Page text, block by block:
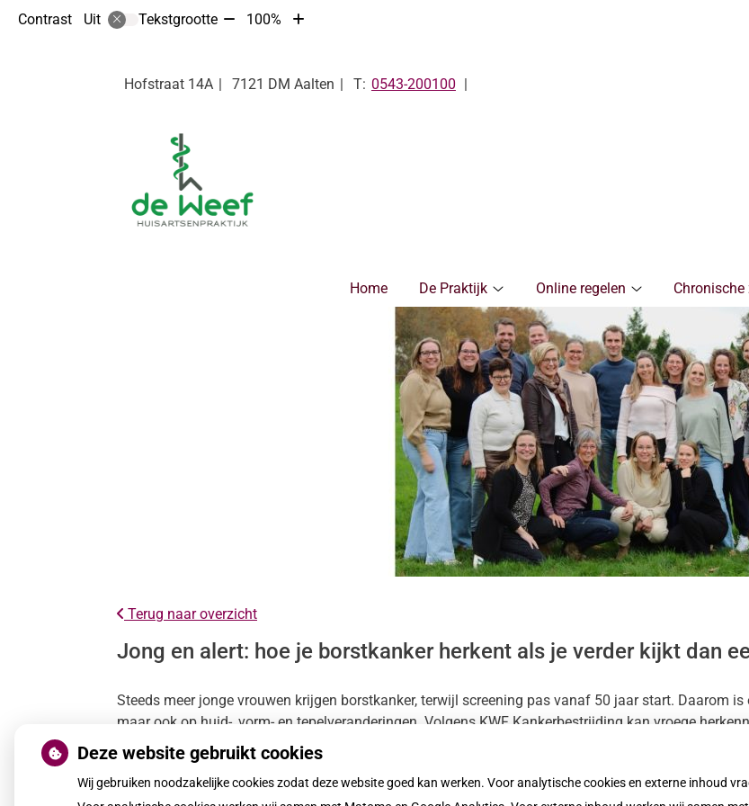
Contrast Uit Tekstgrootte Tekst
10%
100%
Tekst
10%
Hofstraat 14A 7121 DM Aalten Tel:
0543-200100
Home
De Praktijk
De
Praktijk
submenu
Online regelen
Online
regelen
submenu
Chronische
Terug naar overzicht
Jong en alert: hoe je borstkanker herkent als je verder kijkt dan
Steeds meer jonge vrouwen krijgen borstkanker, terwijl screening pas vanaf 50 jaar start. Daarom
maar ook op huid-, vorm- en tepelveranderingen. Volgens KWF Kankerbestrijding kan vroege
huisarts.
Lees het hele artikel op: Gez
Deze website gebruikt cookies
Wij gebruiken noodzakelijke cookies zodat deze website goed kan werken. Voor analytische cookies en externe inhoud